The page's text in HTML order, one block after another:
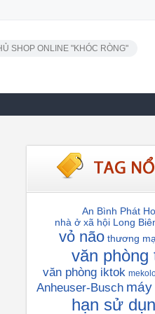
SHOP ONLINE "KHÓC RÒNG"
An Bình Phát
nhà ở xã hội Long
vỏ não thương
văn phòng
văn phòng iktok
Anheuser-Busch
hạn sử